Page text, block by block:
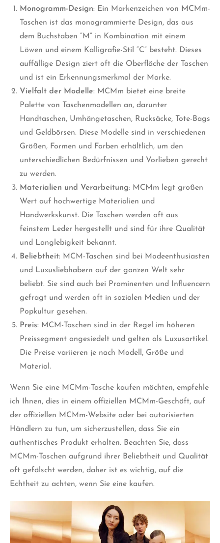
Monogramm-Design: Ein Markenzeichen von MCMm-
Taschen ist das monogrammierte Design, das aus
dem Buchstaben “M” in Kombination mit einem
Löwen und einem Kalligrafie-Stil “C” besteht. Dieses
auffällige Design ziert oft die Oberfläche der Taschen
und ist ein Erkennungsmerkmal der Marke.
Vielfalt der Modelle: MCMm bietet eine breite
Palette von Taschenmodellen an, darunter
Handtaschen, Umhängetaschen, Rucksäcke, Tote-Bags
und Geldbörsen. Diese Modelle sind in verschiedenen
Größen, Formen und Farben erhältlich, um den
unterschiedlichen Bedürfnissen und Vorlieben gerecht
zu werden.
Materialien und Verarbeitung: MCMm legt großen
Wert auf hochwertige Materialien und
Handwerkskunst. Die Taschen werden oft aus
feinstem Leder hergestellt und sind für ihre Qualität
und Langlebigkeit bekannt.
Beliebtheit: MCM-Taschen sind bei Modeenthusiasten
und Luxusliebhabern auf der ganzen Welt sehr
beliebt. Sie sind auch bei Prominenten und Influencern
gefragt und werden oft in sozialen Medien und der
Popkultur gesehen.
Preis: MCM-Taschen sind in der Regel im höheren
Preissegment angesiedelt und gelten als Luxusartikel.
Die Preise variieren je nach Modell, Größe und
Material.
Wenn Sie eine MCMm-Tasche kaufen möchten, empfehle
ich Ihnen, dies in einem offiziellen MCMm-Geschäft, auf
der offiziellen MCMm-Website oder bei autorisierten
Händlern zu tun, um sicherzustellen, dass Sie ein
authentisches Produkt erhalten. Beachten Sie, dass
MCMm-Taschen aufgrund ihrer Beliebtheit und Qualität
oft gefälscht werden, daher ist es wichtig, auf die
Echtheit zu achten, wenn Sie eine kaufen.